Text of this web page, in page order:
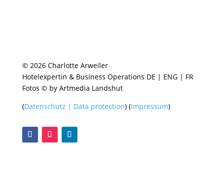
© 2026 Charlotte Arweiler
Hotelexpertin & Business Operations DE | ENG | FR
Fotos © by Artmedia Landshut
(Datenschutz | Data protection) (Impressum)